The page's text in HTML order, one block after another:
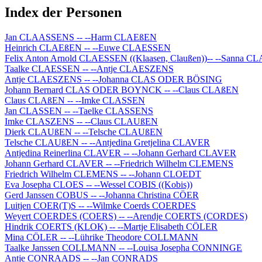
Index der Personen
Jan CLAASSENS -- --Harm CLAEßEN
Heinrich CLAEßEN -- --Euwe CLAESSEN
Felix Anton Arnold CLAESSEN ((Klaasen, Claußen))-- --Sanna
Taalke CLAESSEN -- --Antje CLAESZENS
Antje CLAESZENS -- --Johanna CLAS ODER BÖSING
Johann Bernard CLAS ODER BOYNCK -- --Claus CLAßEN
Claus CLAßEN -- --Imke CLASSEN
Jan CLASSEN -- --Taelke CLASSENS
Imke CLASZENS -- --Claus CLAUßEN
Dierk CLAUßEN -- --Telsche CLAUßEN
Telsche CLAUßEN -- --Antjedina Gretjelina CLAVER
Antjedina Reinerlina CLAVER -- --Johann Gerhard CLAVER
Johann Gerhard CLAVER -- --Friedrich Wilhelm CLEMENS
Friedrich Wilhelm CLEMENS -- --Johann CLOEDT
Eva Josepha CLOES -- --Wessel COBIS ((Kobis))
Gerd Janssen COBUS -- --Johanna Christina CÖER
Luitjen COER(T)S -- --Wilmke Coerds COERDES
Weyert COERDES (COERS) -- --Arendje COERTS (CORDES)
Hindrik COERTS (KLOK) -- --Martje Elisabeth CÖLER
Mina CÖLER -- --Lührike Theodore COLLMANN
Taalke Janssen COLLMANN -- --Louisa Josepha CONNINGE
Antje CONRAADS -- --Jan CONRADS